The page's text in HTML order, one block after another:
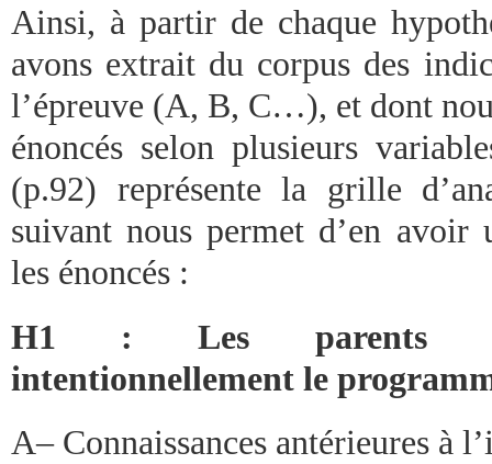
Ainsi, à partir de chaque
avons extrait du corpus des
l’épreuve (A, B, C…), et dont
énoncés selon plusieurs
(p.92) représente la grille
suivant nous permet d’en avoir
les énoncés :
H1 : Les parents
intentionnellement le
A– Connaissances antérieures à